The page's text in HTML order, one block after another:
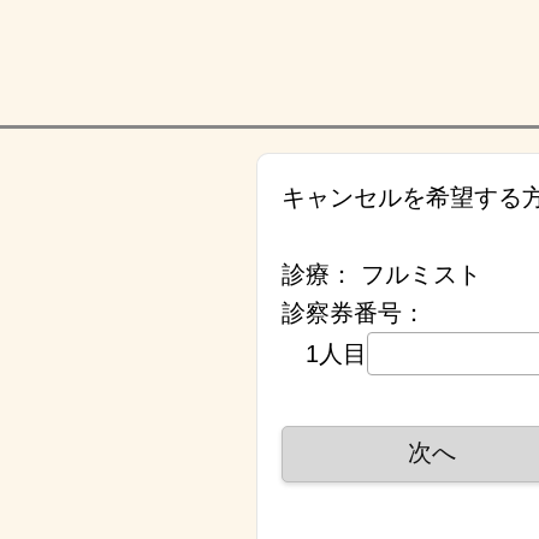
キャンセルを希望する
診療： フルミスト
診察券番号：
1人目